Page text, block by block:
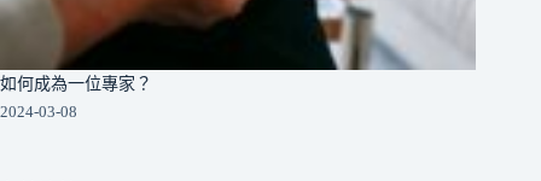
如何成為一位專家？
2024-03-08